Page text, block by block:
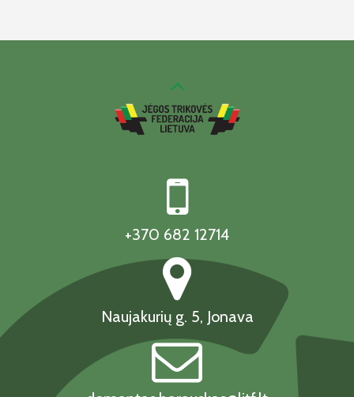
+370 682 12714
Naujakurių g. 5, Jonava